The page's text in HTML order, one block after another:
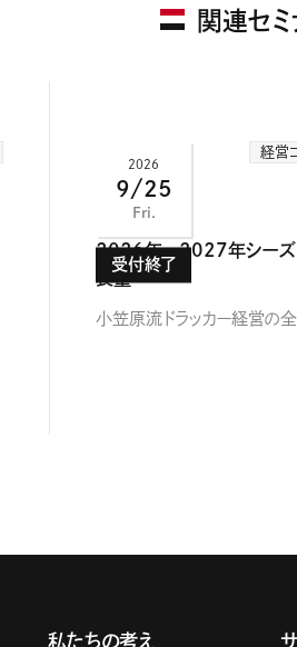
関連セミ
経営
2026
9/25
Fri.
2026年～2027年シー
長塾
小笠原流ドラッカー経営の
私たちの考え